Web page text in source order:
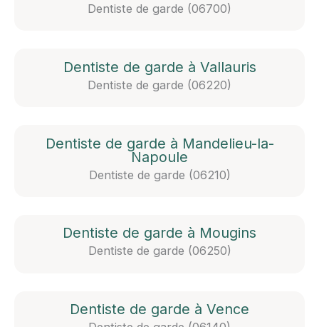
Dentiste de garde (06700)
Dentiste de garde à Vallauris
Dentiste de garde (06220)
Dentiste de garde à Mandelieu-la-
Napoule
Dentiste de garde (06210)
Dentiste de garde à Mougins
Dentiste de garde (06250)
Dentiste de garde à Vence